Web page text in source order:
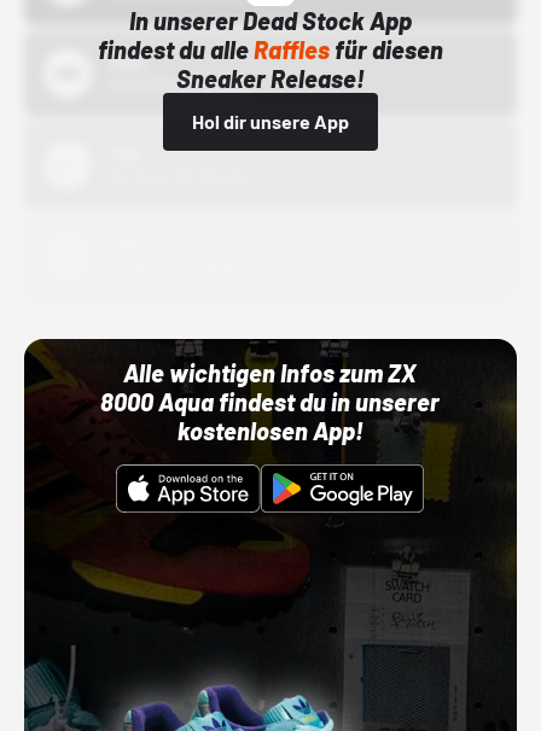
In unserer Dead Stock App
findest du alleRafflesfür diesen
Sneaker Release!
Hol dir unsere App
Bstn
01.10.22 00:00 Uhr
Alle wichtigen Infos zum ZX
8000 Aqua findest du in unserer
kostenlosen App!